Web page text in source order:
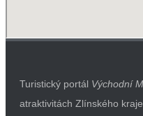
Turistický portál Východní
atraktivitách Zlínského